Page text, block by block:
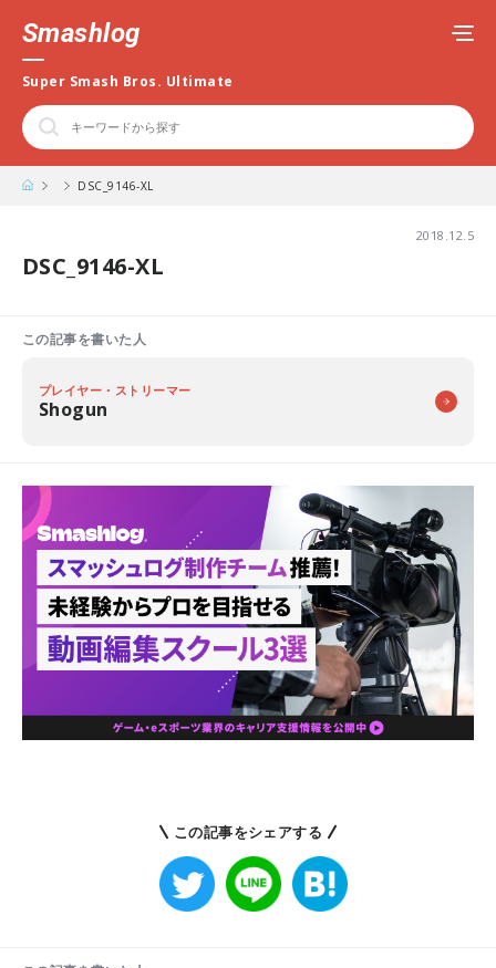
Smashlog
Super Smash Bros. Ultimate
DSC_9146-XL
2018.12.5
DSC_9146-XL
この記事を書いた人
プレイヤー・ストリーマー
Shogun
この記事をシェアする